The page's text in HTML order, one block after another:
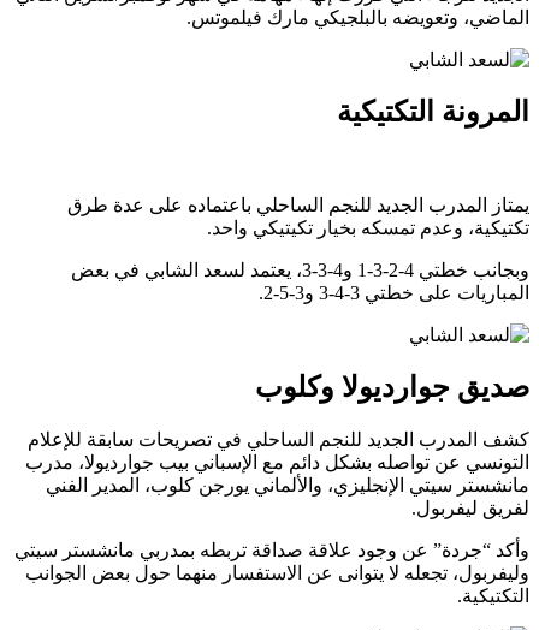
الماضي، وتعويضه بالبلجيكي مارك فيلموتس.
المرونة التكتيكية
يمتاز المدرب الجديد للنجم الساحلي باعتماده على عدة طرق
تكتيكية، وعدم تمسكه بخيار تكيتيكي واحد.
وبجانب خطتي 4-2-3-1 و4-3-3، يعتمد لسعد الشابي في بعض
المباريات على خطتي 3-4-3 و3-5-2.
صديق جوارديولا وكلوب
كشف المدرب الجديد للنجم الساحلي في تصريحات سابقة للإعلام
التونسي عن تواصله بشكل دائم مع الإسباني بيب جوارديولا، مدرب
مانشستر سيتي الإنجليزي، والألماني يورجن كلوب، المدير الفني
لفريق ليفربول.
وأكد “جردة” عن وجود علاقة صداقة تربطه بمدربي مانشستر سيتي
وليفربول، تجعله لا يتوانى عن الاستفسار منهما حول بعض الجوانب
التكتيكية.